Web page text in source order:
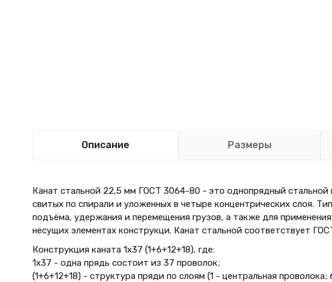
Описание Размеры
Канат стальной 22,5 мм ГОСТ 3064-80 - это однопрядный стальной
свитых по спирали и уложенных в четыре концентрических слоя.
подъёма, удержания и перемещения грузов, а также для
несущих элементах конструкци. Канат стальной соответствует
Конструкция каната 1х37 (1+6+12+18), где:
1х37 - одна прядь состоит из 37 проволок;
(1+6+12+18) - структура пряди по слоям (1 - центральная